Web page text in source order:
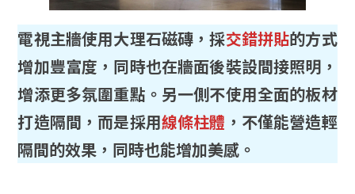
電視主牆使用大理石磁磚，採交錯拼貼的方式
增加豐富度，同時也在牆面後裝設間接照明，
增添更多氛圍重點。另一側不使用全面的板材
打造隔間，而是採用線條柱體 ，不僅能營造輕
隔間的效果，同時也能增加美感。